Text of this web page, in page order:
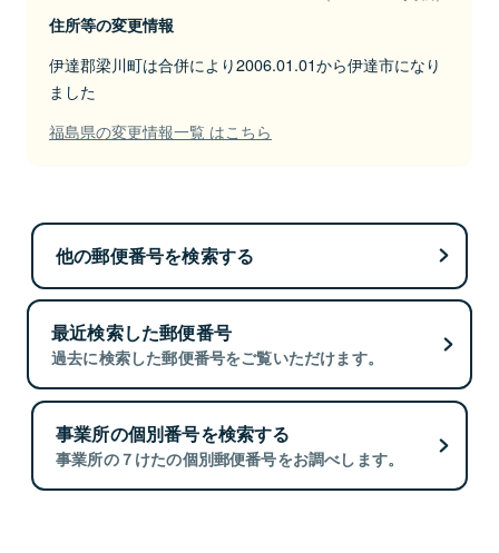
住所等の変更情報
伊達郡梁川町は合併により2006.01.01から伊達市になり
ました
福島県の変更情報一覧 はこちら
他の郵便番号を検索する
最近検索した郵便番号
過去に検索した郵便番号をご覧いただけます。
事業所の個別番号を検索する
事業所の７けたの個別郵便番号をお調べします。